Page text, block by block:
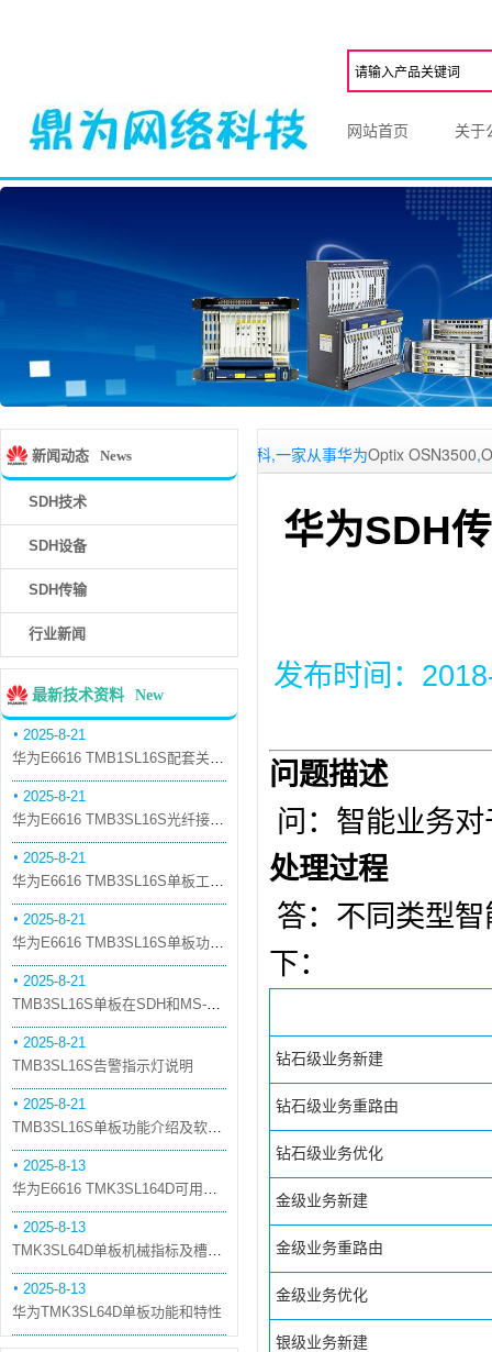
网站首页 关于
新闻动态 News
SDH技术
SDH设备
SDH传输
行业新闻
最新技术资料 New
2025-8-21
华为E6616 TMB1SL16S配套关系和替代关系
2025-8-21
华为E6616 TMB3SL16S光纤接口板槽位占用介绍
2025-8-21
华为E6616 TMB3SL16S单板工作原理和信号流
2025-8-21
华为E6616 TMB3SL16S单板功能和机械指标
2025-8-21
TMB3SL16S单板在SDH和MS-OTN模式下的应用
2025-8-21
TMB3SL16S告警指示灯说明
2025-8-21
TMB3SL16S单板功能介绍及软件配套
2025-8-13
华为E6616 TMK3SL164D可用万兆光模块
2025-8-13
TMK3SL64D单板机械指标及槽位介绍
2025-8-13
华为TMK3SL64D单板功能和特性
深圳鼎为网络科,一家从事华为Optix OSN3500,Optix
华为SDH
发布时间：
问题描述
问：智能业务
处理过程
答：不同类型
下：
钻石级业务新建
钻石级业务重路由
钻石级业务优化
金级业务新建
金级业务重路由
金级业务优化
银级业务新建